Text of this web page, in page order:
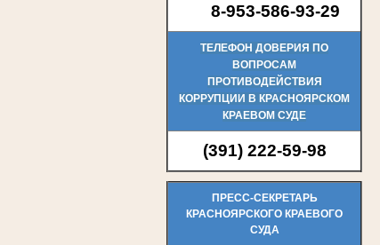
8-953-586-93-29
ТЕЛЕФОН ДОВЕРИЯ ПО
ВОПРОСАМ
ПРОТИВОДЕЙСТВИЯ
КОРРУПЦИИ В КРАСНОЯРСКОМ
КРАЕВОМ СУДЕ
(391) 222-59-98
ПРЕСС-СЕКРЕТАРЬ
КРАСНОЯРСКОГО КРАЕВОГО
СУДА